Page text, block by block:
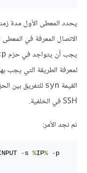
يحدد المعطى الأول مدة
الاتصال المعرفة في
يجب أن يتواجد في حزم
لمعرفة الطريقة التي يجب
القيمة syn للتفريق بين
SSH في الخلفية.
ثم نجد الأمر:
-s %IP% -p